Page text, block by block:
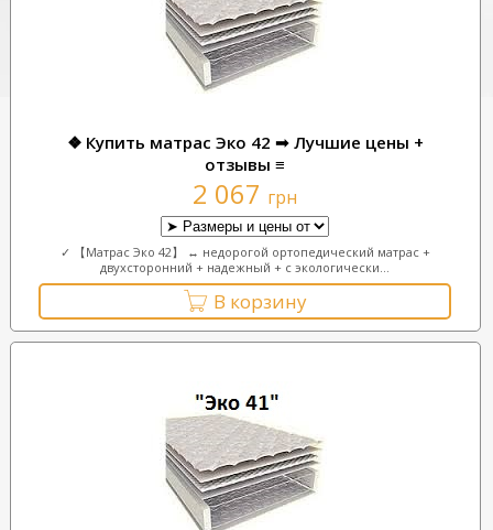
❖ Купить матрас Эко 42 ➟ Лучшие цены +
отзывы ≡
2 067 грн
✓ 【Матрас Эко 42】 ↔ недорогой ортопедический матрас +
двухсторонний + надежный + с экологически...
В корзину